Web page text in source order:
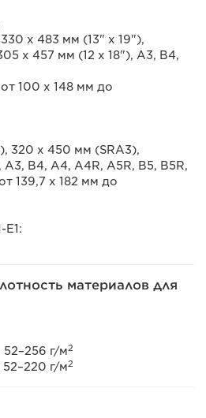
x 483 мм (13" x 19"),
x 457 мм (12 x 18"), A3, B4,
100 x 148 мм до
320 x 450 мм (SRA3),
B4, A4, A4R, A5R, B5, B5R,
139,7 x 182 мм до
материалов для
г/м2
г/м2